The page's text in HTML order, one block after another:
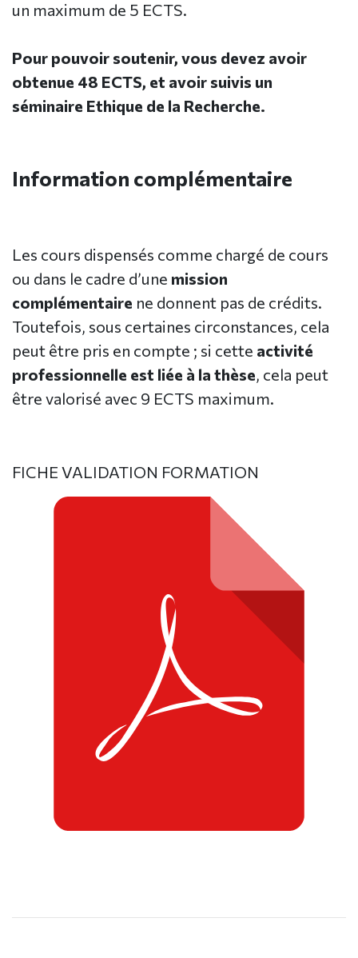
un maximum de 5 ECTS.
Pour pouvoir soutenir, vous devez avoir
obtenue 48 ECTS, et avoir suivis un
séminaire Ethique de la Recherche.
Information complémentaire
Les cours dispensés comme chargé de cours
ou dans le cadre d’une mission
complémentaire ne donnent pas de crédits.
Toutefois, sous certaines circonstances, cela
peut être pris en compte ; si cette activité
professionnelle est liée à la thèse, cela peut
être valorisé avec 9 ECTS maximum.
FICHE VALIDATION FORMATION